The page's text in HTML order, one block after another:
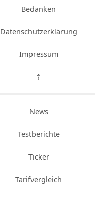
Bedanken
Datenschutzerklärung
Impressum
⇡
News
Testberichte
Ticker
Tarifvergleich